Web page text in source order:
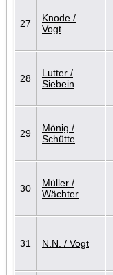
27
Knode /
Vogt
28
Lutter /
Siebein
29
Mönig /
Schütte
30
Müller /
Wächter
31 N.N. / Vogt